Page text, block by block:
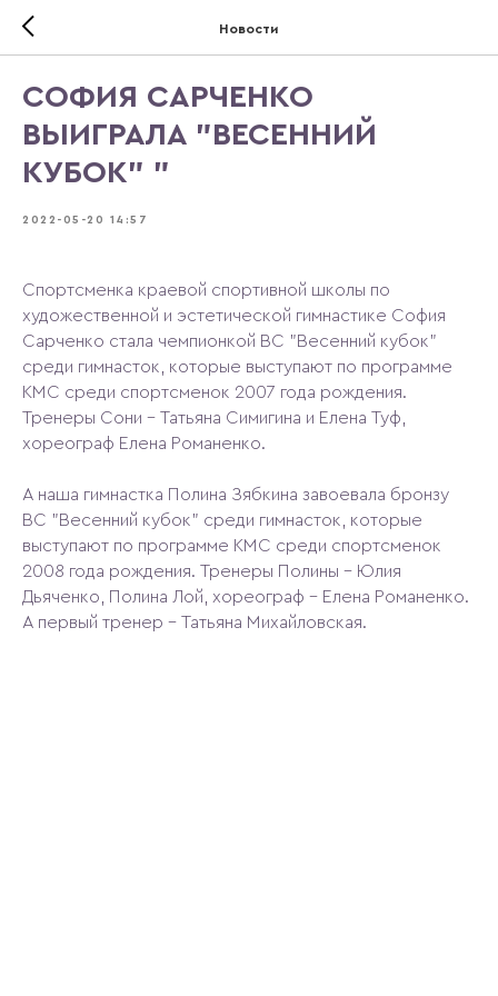
Новости
СОФИЯ САРЧЕНКО
ВЫИГРАЛА "ВЕСЕННИЙ
КУБОК" "
2022-05-20 14:57
Спортсменка краевой спортивной школы по
художественной и эстетической гимнастике София
Сарченко стала чемпионкой ВС "Весенний кубок"
среди гимнасток, которые выступают по программе
КМС среди спортсменок 2007 года рождения.
Тренеры Сони - Татьяна Симигина и Елена Туф,
хореограф Елена Романенко.
А наша гимнастка Полина Зябкина завоевала бронзу
ВС "Весенний кубок" среди гимнасток, которые
выступают по программе КМС среди спортсменок
2008 года рождения. Тренеры Полины - Юлия
Дьяченко, Полина Лой, хореограф - Елена Романенко.
А первый тренер - Татьяна Михайловская.